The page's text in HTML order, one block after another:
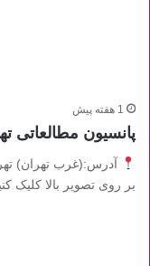
1 هفته پیش
پانسیون مطالعاتی
آدرس:(غرب تهران)
بر روی تصویر بالا کلیک